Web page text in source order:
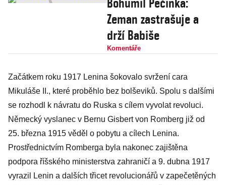
Bohumil Pečinka:
Zeman zastrašuje a
drží Babiše
Komentáře
Začátkem roku 1917 Lenina šokovalo svržení cara
Mikuláše II., které proběhlo bez bolševiků. Spolu s dalšími
se rozhodl k návratu do Ruska s cílem vyvolat revoluci.
Německý vyslanec v Bernu Gisbert von Romberg již od
25. března 1915 věděl o pobytu a cílech Lenina.
Prostřednictvím Romberga byla nakonec zajištěna
podpora říšského ministerstva zahraničí a 9. dubna 1917
vyrazil Lenin a dalších třicet revolucionářů v zapečetěných